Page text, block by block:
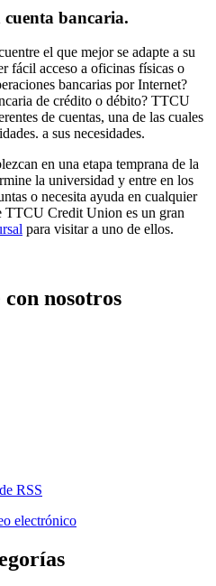
cuenta bancaria.
el que mejor se adapte a su
fácil acceso a oficinas físicas o
bancarias por Internet?
de crédito o débito? TTCU
de cuentas, una de las cuales
a sus necesidades.
en una etapa temprana de la
la universidad y entre en los
o necesita ayuda en cualquier
TTCU Credit Union es un gran
para visitar a uno de ellos.
con nosotros
RSS
electrónico